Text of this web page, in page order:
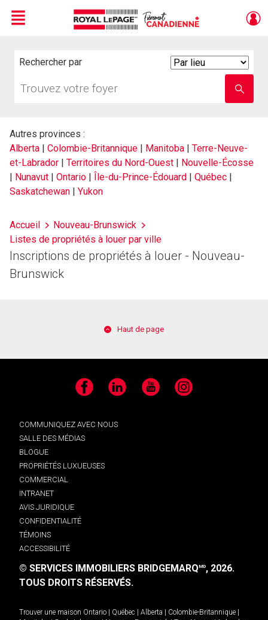
Menu
Rechercher par
votre
nom
Autres provinces :
Alberta | Colombie-Britannique | Manitoba | Terre-Neuve-
et-Labrador | Territoires du Nord-Ouest | Nouvelle-Écosse
| Nunavut | Ontario | Île-du-Prince-Édouard | Québec |
Saskatchewan | Yukon
Accueil
Nouveau-Brunswick
Listes de propriétés à louer par ville
Inscriptions de propriétés à louer - Nouveau-
Brunswick
Haut de page
Facebook LinkedIn YouTube Instagram
COMMUNIQUEZ AVEC NOUS
SALLE DES MÉDIAS
BLOGUE
PROPRIÉTÉS LUXUEUSES
COMMERCIAL
INTRANET
AVIS JURIDIQUE
CONFIDENTIALITÉ
TÉMOINS
ACCESSIBILITÉ
© SERVICES IMMOBILIERS BRIDGEMARQMD, 2026.
TOUS DROITS RÉSERVÉS.
Trouver une maison Ontario Québec Alberta Colombie-Britannique